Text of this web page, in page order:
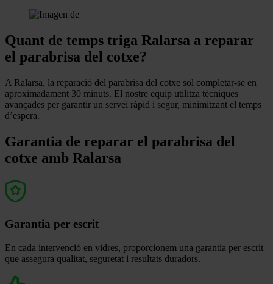
Quant de temps triga Ralarsa a reparar
el parabrisa del cotxe?
A Ralarsa, la reparació del parabrisa del cotxe sol completar-se en
aproximadament 30 minuts. El nostre equip utilitza tècniques
avançades per garantir un servei ràpid i segur, minimitzant el temps
d’espera.
Garantia de reparar el parabrisa del
cotxe amb Ralarsa
Garantia per escrit
En cada intervenció en vidres, proporcionem una garantia per escrit
que assegura qualitat, seguretat i resultats duradors.